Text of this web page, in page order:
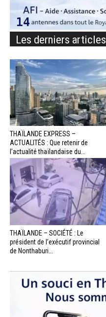
Les derniers articles
THAÏLANDE EXPRESS –
ACTUALITÉS : Que retenir de
l’actualité thaïlandaise du...
THAÏLANDE – SOCIÉTÉ : Le
président de l’exécutif provincial
de Nonthaburi...